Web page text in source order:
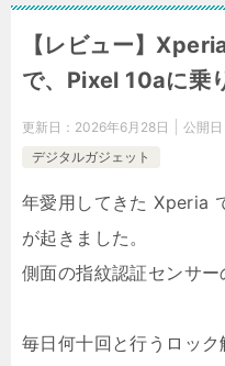
【レビュー】
で、Pixel 10aに乗
更新日： 2026年6月28日 公開日
デジタルガジェット
年愛用してきた Xperia
が起きました。
側面の指紋認証センサー
毎日何十回と行うロッ